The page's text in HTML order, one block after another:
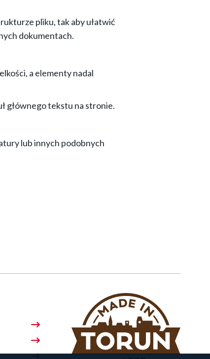
pliku, tak aby ułatwić
dokumentach.
a elementy nadal
głównego tekstu na stronie.
lub innych podobnych